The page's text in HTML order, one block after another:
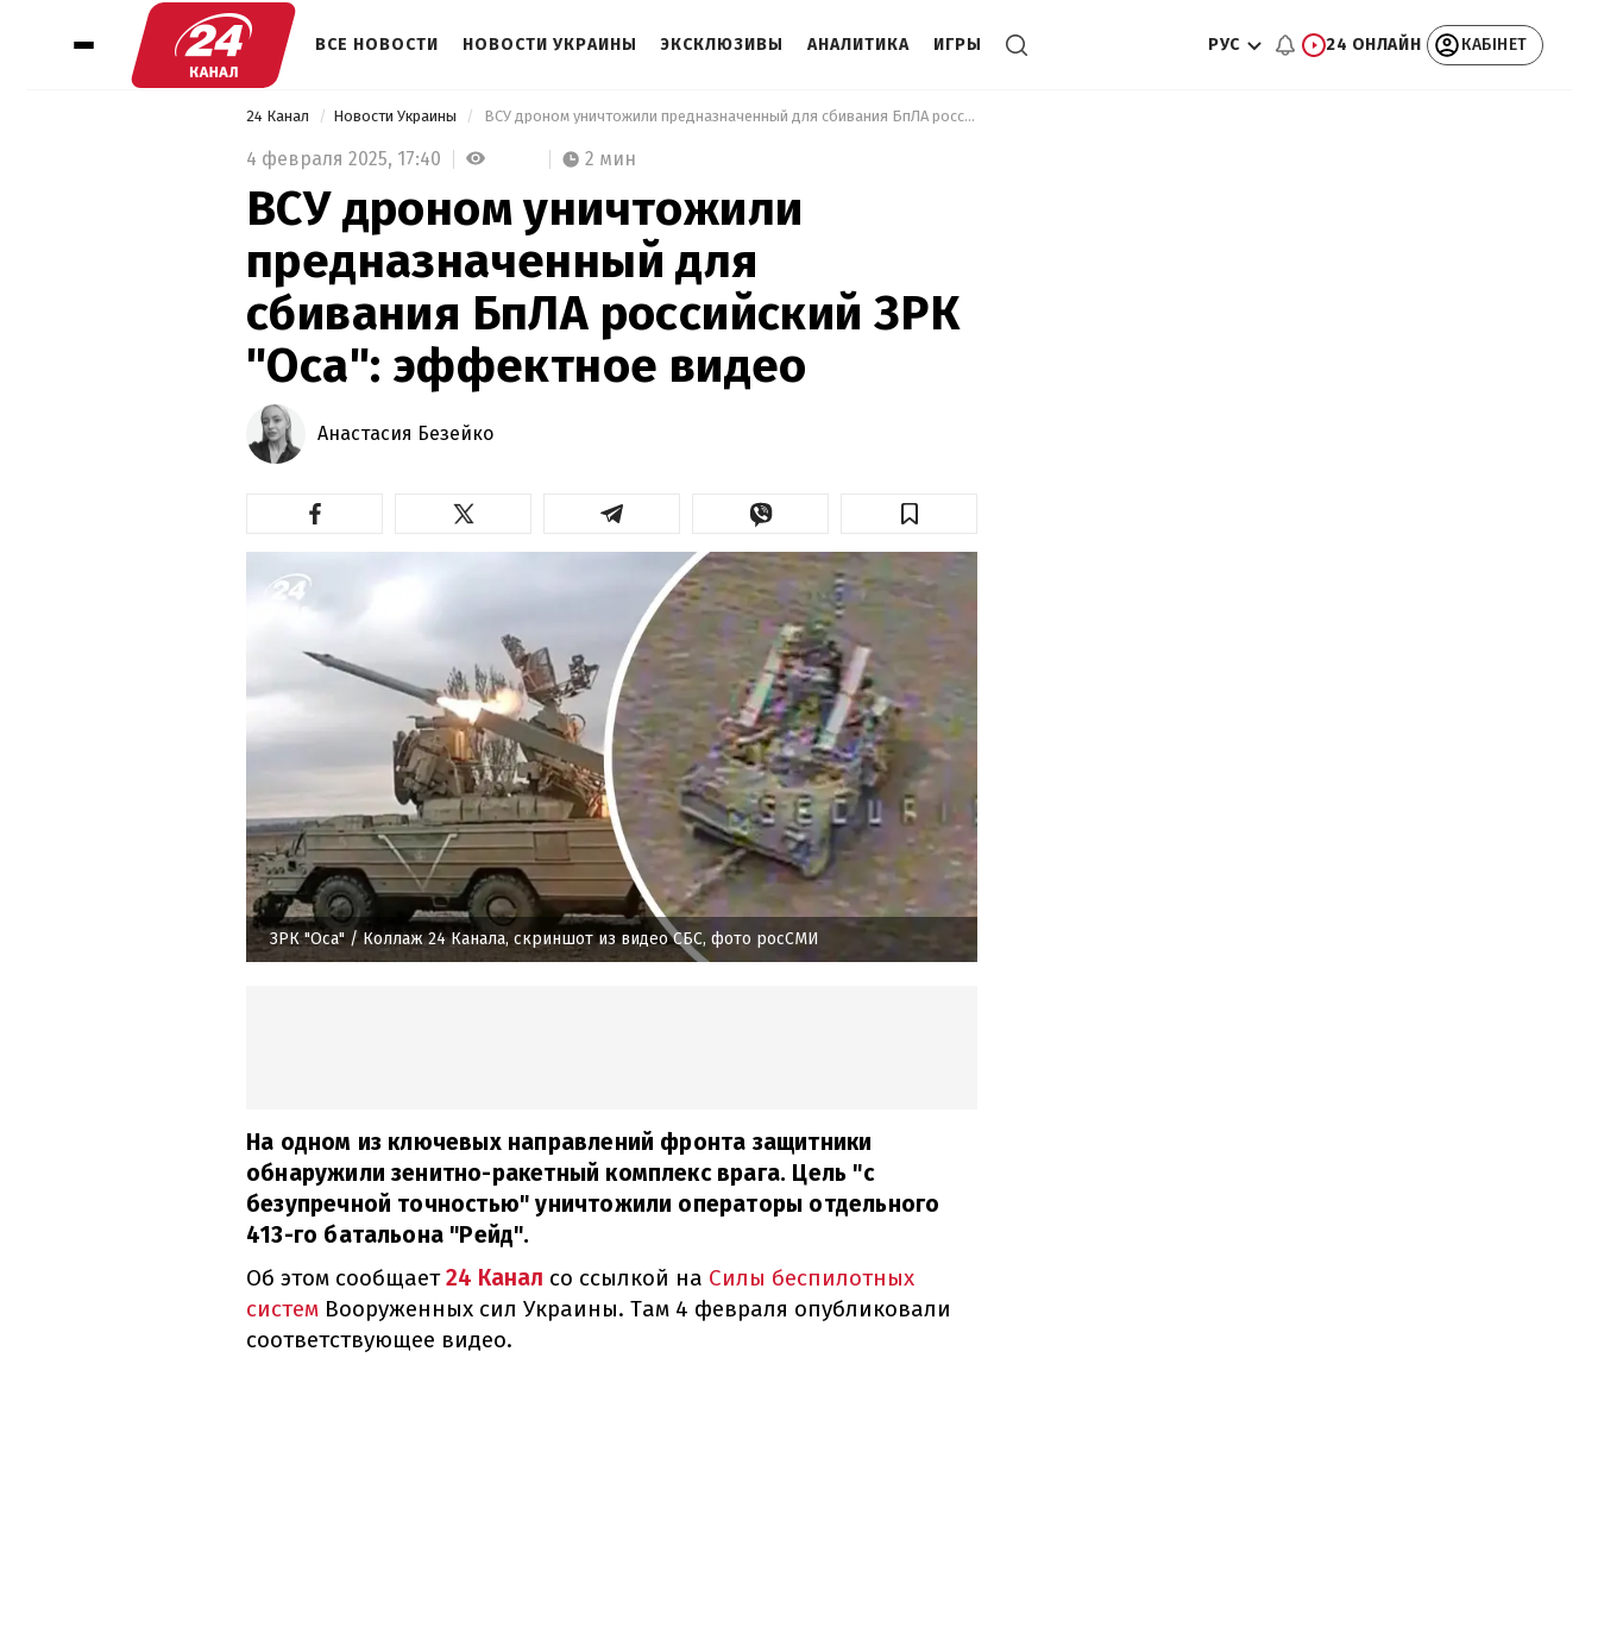
ВСЕ НОВОСТИ НОВОСТИ УКРАИНЫ ЭКСКЛЮЗИВЫ АНАЛИТИКА ИГРЫ РУС 24 ОНЛАЙН КАБІНЕТ
24 Канал Новости Украины ВСУ дроном уничтожили предназначенный для сбивания БпЛА российский ЗРК "Оса": эффектное видео
4 февраля 2025, 17:40 2 мин
ВСУ дроном уничтожили
предназначенный для
сбивания БпЛА российский ЗРК
"Оса": эффектное видео
Анастасия Безейко
ЗРК "Оса" / Коллаж 24 Канала, скриншот из видео СБС, фото росСМИ
На одном из ключевых направлений фронта защитники
обнаружили зенитно-ракетный комплекс врага. Цель "с
безупречной точностью" уничтожили операторы отдельного
413-го батальона "Рейд".
Об этом сообщает24 Канал со ссылкой на Силы беспилотных
систем Вооруженных сил Украины. Там 4 февраля опубликовали
соответствующее видео.